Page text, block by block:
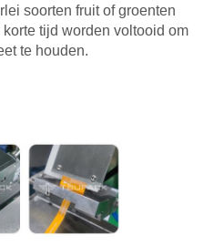
soorten fruit of groenten
tijd worden voltooid om
te houden.